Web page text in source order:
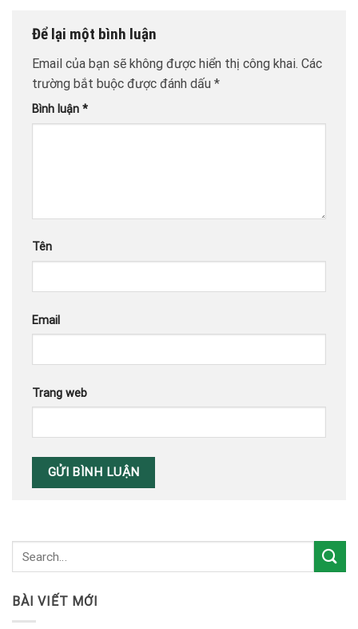
Để lại một bình luận
Email của bạn sẽ không được hiển thị công khai. Các
trường bắt buộc được đánh dấu *
Bình luận *
Tên
Email
Trang web
BÀI VIẾT MỚI